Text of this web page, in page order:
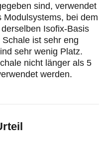
sind, verwendet
Modulsystems, bei dem
Isofix-Basis
ist sehr eng
sehr wenig Platz.
nicht länger als 5
werden.